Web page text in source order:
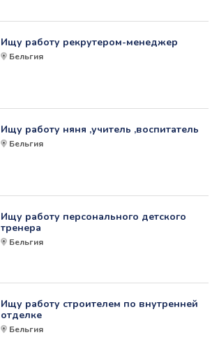
Ищу работу рекрутером-менеджер
Бельгия
Ищу работу няня ,учитель ,воспитатель
Бельгия
Ищу работу персонального детского
тренера
Бельгия
Ищу работу строителем по внутренней
отделке
Бельгия